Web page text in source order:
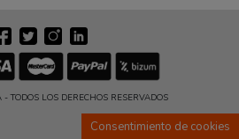
TODOS LOS DERECHOS RESERVADOS
Consentimiento de cookies